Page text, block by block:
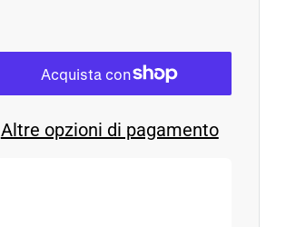
Altre opzioni di pagamento